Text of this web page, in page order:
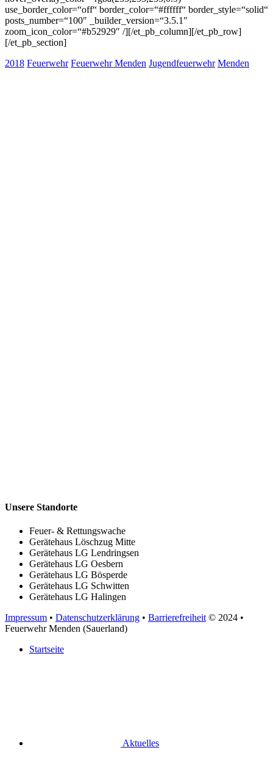
use_border_color=“off“ border_color=“#ffffff“ border_style=“solid“
posts_number=“100″ _builder_version=“3.5.1″
zoom_icon_color=“#b52929″ /][/et_pb_column][/et_pb_row]
[/et_pb_section]
2018 Feuerwehr Feuerwehr Menden Jugendfeuerwehr Menden
Unsere Standorte
Feuer- & Rettungswache
Gerätehaus Löschzug Mitte
Gerätehaus LG Lendringsen
Gerätehaus LG Oesbern
Gerätehaus LG Bösperde
Gerätehaus LG Schwitten
Gerätehaus LG Halingen
Impressum • Datenschutzerklärung • Barrierefreiheit © 2024 •
Feuerwehr Menden (Sauerland)
Startseite
Aktuelles